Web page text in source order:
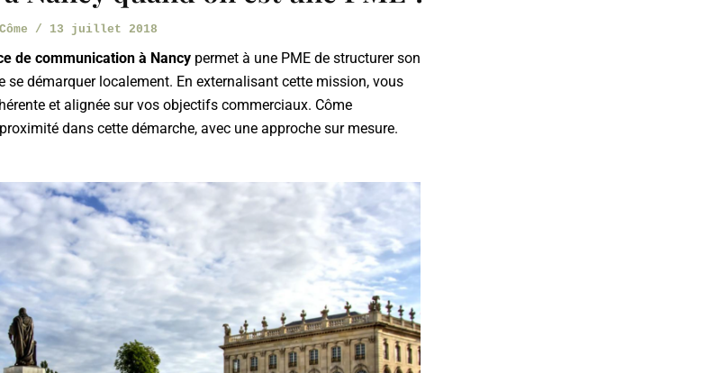
/ 13 juillet 2018
de communication à Nancy permet à une PME de structurer son
se démarquer localement. En externalisant cette mission, vous
et alignée sur vos objectifs commerciaux. Côme
dans cette démarche, avec une approche sur mesure.